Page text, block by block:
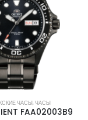
ЧАСЫ,ЧАСЫ
FAA02003B9